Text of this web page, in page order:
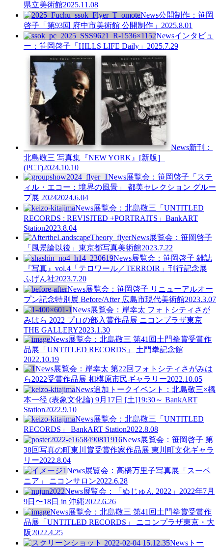
県立美術館2025.11.08
News公開制作：笹岡
啓子「第93回 府中市美術館 公開制作」 2025.8.01
Newsインタビュ
ー：笹岡啓子「HILLS LIFE Daily」 2025.7.29
News新刊：
北島敬三 写真集『NEW YORK』[新版］
(PCT)2024.10.10
News展覧会：笹岡啓子「ステ
ィル・エコー：境界の風景」 都美セレクション グルー
プ展 20242024.6.04
News展覧会：北島敬三「UNTITLED
RECORDS : REVISITED +PORTRAITS」BankART
Station2023.8.04
News展覧会：笹岡啓子
「風景論以後」東京都写真美術館2023.7.22
News展覧会：笹岡啓子 雑誌
『写真』vol.4「テロワール／TERROIR」刊行記念展
ふげん社2023.7.20
News展覧会：笹岡啓子 リニューアルオー
プン記念特別展 Before/After 広島市現代美術館2023.3.07
News展覧会：岸幸太 フォトシティさが
みはら 2022 プロの部入賞作品展 ニコンプラザ東京
THE GALLERY2023.1.30
News展覧会：北島敬三 第41回土門拳賞受賞作
品展「UNTITLED RECORDS」 土門拳記念館
2022.10.19
News展覧会：岸幸太 第22回フォトシティさがみは
ら2022受賞作品展 相模原市民ギャラリー2022.10.05
News追加トークイベント：北島敬三×橋
本一径 (表象文化論) 9月17日 [土]19:30～ BankART
Station2022.9.10
News展覧会：北島敬三「UNTITLED
RECORDS」 BankART Station2022.8.08
News展覧会：笹岡啓子 第
38回写真の町東川賞受賞作家作品展 東川町文化ギャラ
リー2022.8.04
News展覧会：高橋万里子写真展「スーベ
ニア」 ニコンサロン2022.6.28
News展覧会：「ぬじゅん 2022」2022年7月
9日〜18日 in 沖縄2022.6.26
News展覧会：北島敬三 第41回土門拳賞受賞作
品展「UNTITLED RECORDS」 ニコンプラザ東京・大
阪2022.4.25
News トー